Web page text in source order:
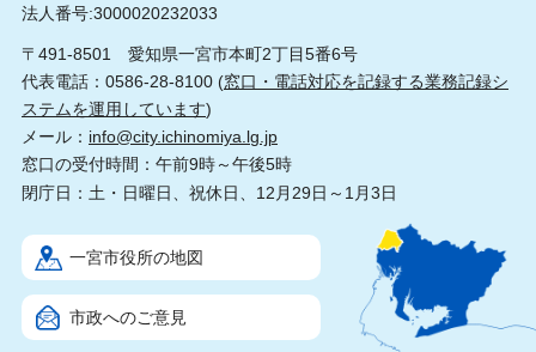
法人番号:3000020232033
〒491-8501 愛知県一宮市本町2丁目5番6号
代表電話：0586-28-8100 (窓口・電話対応を記録する業務記録シ
ステムを運用しています)
メール： info@city.ichinomiya.lg.jp
窓口の受付時間：午前9時～午後5時
閉庁日：土・日曜日、祝休日、12月29日～1月3日
一宮市役所の地図
市政へのご意見